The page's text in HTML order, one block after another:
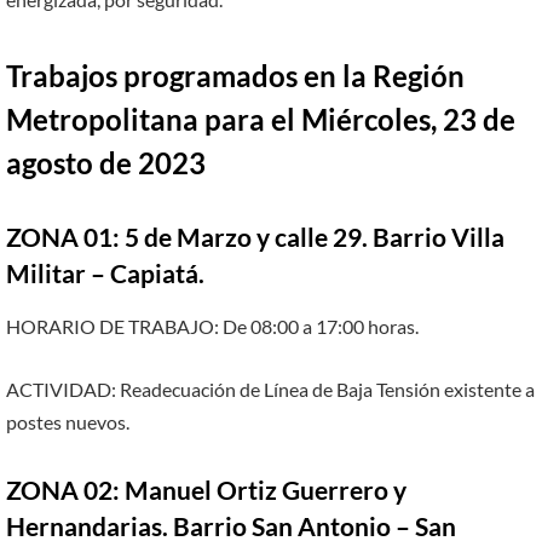
Trabajos programados en la Región
Metropolitana para el Miércoles, 23 de
agosto de 2023
ZONA 01: 5 de Marzo y calle 29. Barrio Villa
Militar – Capiatá.
HORARIO DE TRABAJO: De 08:00 a 17:00 horas.
ACTIVIDAD: Readecuación de Línea de Baja Tensión existente a
postes nuevos.
ZONA 02: Manuel Ortiz Guerrero y
Hernandarias. Barrio San Antonio – San